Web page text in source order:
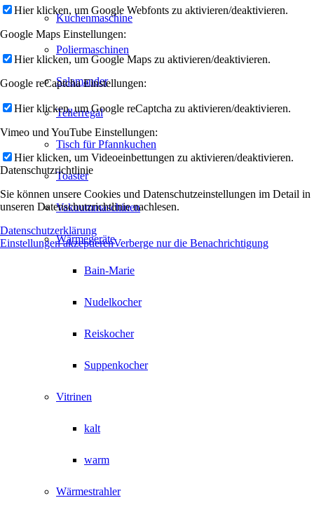
Kuchenmaschine
Poliermaschinen
Salamander
Tellerregal
Tisch für Pfannkuchen
Toaster
Vakuummaschinen
Wärmegeräte
Bain-Marie
Nudelkocher
Reiskocher
Suppenkocher
Vitrinen
kalt
warm
Wärmestrahler
Hier klicken, um Google Webfonts zu aktivieren/deaktivieren.
Google Maps Einstellungen:
Hier klicken, um Google Maps zu aktivieren/deaktivieren.
Google reCaptcha Einstellungen:
Hier klicken, um Google reCaptcha zu aktivieren/deaktivieren.
Vimeo und YouTube Einstellungen:
Hier klicken, um Videoeinbettungen zu aktivieren/deaktivieren.
Datenschutzrichtlinie
Sie können unsere Cookies und Datenschutzeinstellungen im Detail in
unseren Datenschutzrichtlinie nachlesen.
Datenschutzerklärung
Einstellungen akzeptierenVerberge nur die Benachrichtigung